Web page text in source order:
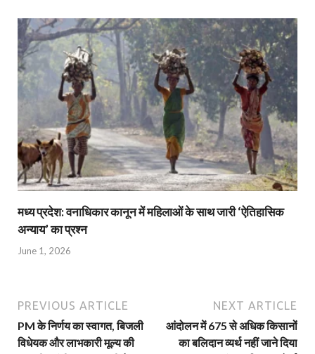
मध्य प्रदेश: वनाधिकार कानून में महिलाओं के साथ जारी ‘ऐतिहासिक
अन्याय’ का प्रश्न
June 1, 2026
PREVIOUS ARTICLE
PM के निर्णय का स्वागत, बिजली
विधेयक और लाभकारी मूल्य की
NEXT ARTICLE
आंदोलन में 675 से अधिक किसानों
का बलिदान व्यर्थ नहीं जाने दिया